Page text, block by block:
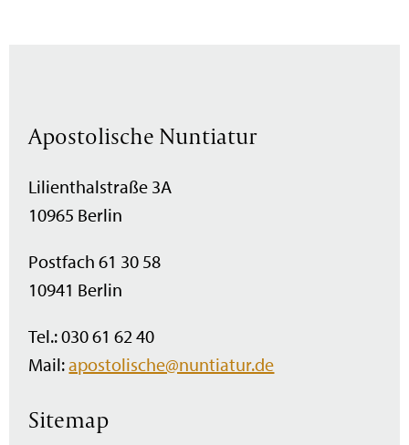
Apostolische Nuntiatur
Lilienthalstraße 3A
10965 Berlin
Postfach 61 30 58
10941 Berlin
Tel.: 030 61 62 40
Mail:apostolische@nuntiatur.de
Sitemap